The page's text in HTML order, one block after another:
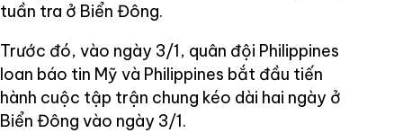
tuần tra ở Biển Đông.
Trước đó, vào ngày 3/1, quân đội Philippines
loan báo tin Mỹ và Philippines bắt đầu tiến
hành cuộc tập trận chung kéo dài hai ngày ở
Biển Đông vào ngày 3/1.